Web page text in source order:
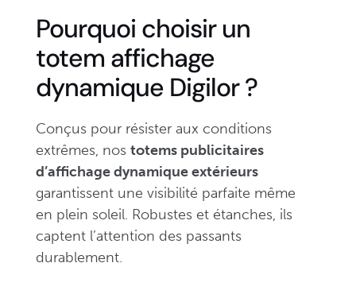
Pourquoi choisir un
totem affichage
dynamique Digilor ?
Conçus pour résister aux conditions
extrêmes, nos totems publicitaires
d’affichage dynamique extérieurs
garantissent une visibilité parfaite même
en plein soleil. Robustes et étanches, ils
captent l’attention des passants
durablement.